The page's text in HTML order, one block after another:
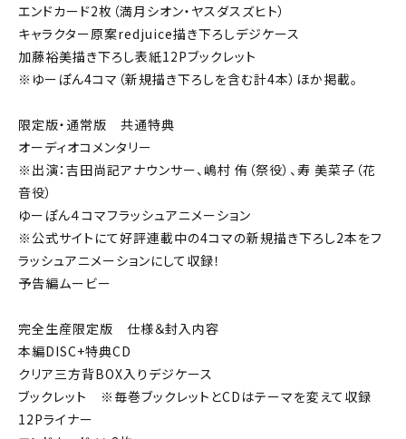
エンドカード2枚（満月シオン・ヤスダスズヒト）
キャラクター原案redjuice描き下ろしデジケース
加藤裕美描き下ろし表紙12Pブックレット
※ゆーぽん4コマ（新規描き下ろしを含む計4本）ほか掲載。
限定版・通常版 共通特典
オーディオコメンタリー
※出演：吉田尚記アナウンサー、嶋村 侑（祭役）、寿 美菜子（花
音役）
ゆーぽん４コマフラッシュアニメーション
※公式サイトにて好評連載中の4コマの新規描き下ろし2本をフ
ラッシュアニメーションにして収録！
予告編ムービー
完全生産限定版 仕様＆封入内容
本編DISC+特典CD
クリア三方背BOX入りデジケース
ブックレット ※毎巻ブックレットとCDはテーマを変えて収録
12Pライナー